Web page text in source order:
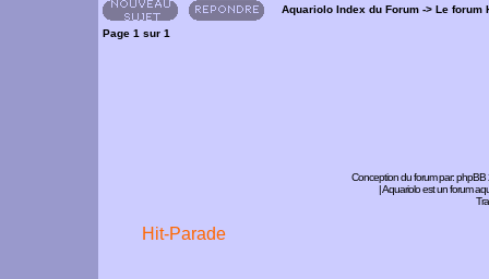
Aquariolo Index du Forum -> Le forum
Page 1 sur 1
Conception du forum par:phpBB
| Aquariolo est un forum